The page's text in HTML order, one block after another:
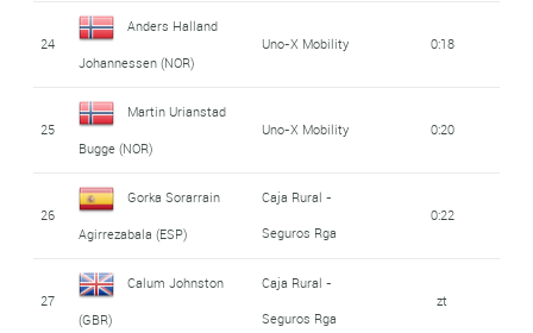
24
Anders Halland
Johannessen (NOR)
Uno-X Mobility 0:18
25
Martin Urianstad
Bugge (NOR)
Uno-X Mobility 0:20
26
Gorka Sorarrain
Agirrezabala (ESP)
Caja Rural -
Seguros Rga
0:22
27
Calum Johnston
(GBR)
Caja Rural -
Seguros Rga
zt